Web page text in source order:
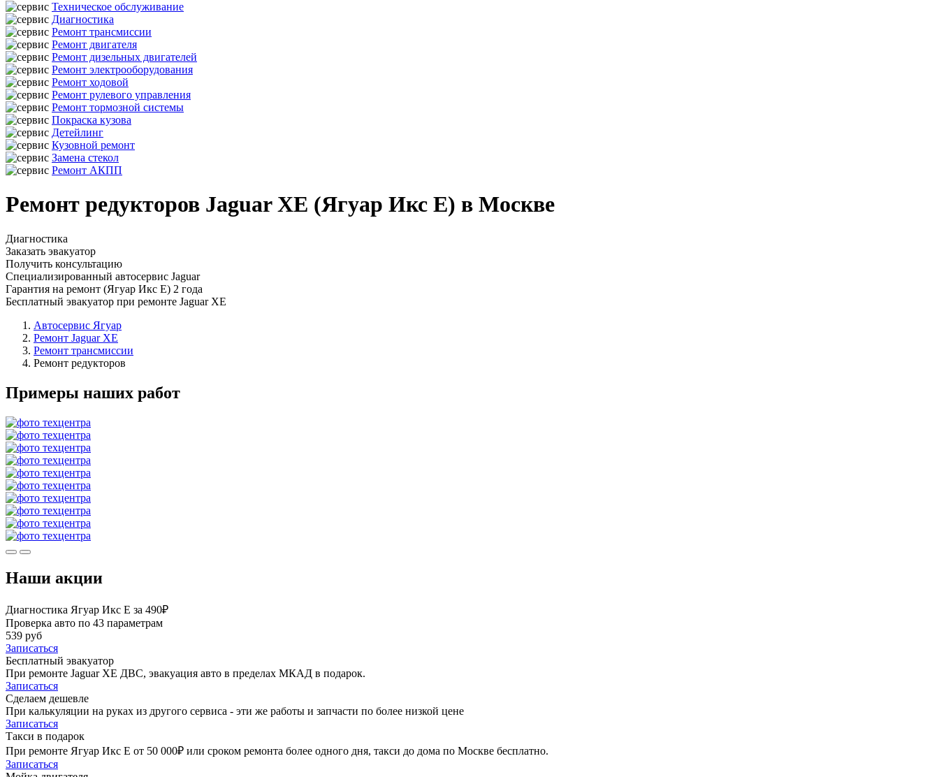
Техническое обслуживание
Диагностика
Ремонт трансмиссии
Ремонт двигателя
Ремонт дизельных двигателей
Ремонт электрооборудования
Ремонт ходовой
Ремонт рулевого управления
Ремонт тормозной системы
Покраска кузова
Детейлинг
Кузовной ремонт
Замена стекол
Ремонт АКПП
Ремонт редукторов Jaguar XE (Ягуар Икс Е) в Москве
Диагностика
Заказать эвакуатор
Получить консультацию
Специализированный автосервис Jaguar
Гарантия на ремонт (Ягуар Икс Е) 2 года
Бесплатный эвакуатор при ремонте Jaguar XE
Автосервис Ягуар
Ремонт Jaguar XE
Ремонт трансмиссии
Ремонт редукторов
Примеры наших работ
Наши акции
Диагностика Ягуар Икс Е за 490₽
Проверка авто по 43 параметрам
539 руб
Записаться
Бесплатный эвакуатор
При ремонте Jaguar XE ДВС, эвакуация авто в пределах МКАД в подарок.
Записаться
Сделаем дешевле
При калькуляции на руках из другого сервиса - эти же работы и запчасти по более низкой цене
Записаться
Такси в подарок
При ремонте Ягуар Икс Е от 50 000₽ или сроком ремонта более одного дня, такси до дома по Москве бесплатно.
Записаться